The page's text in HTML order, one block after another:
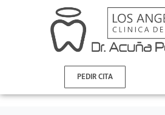
PEDIR CITA